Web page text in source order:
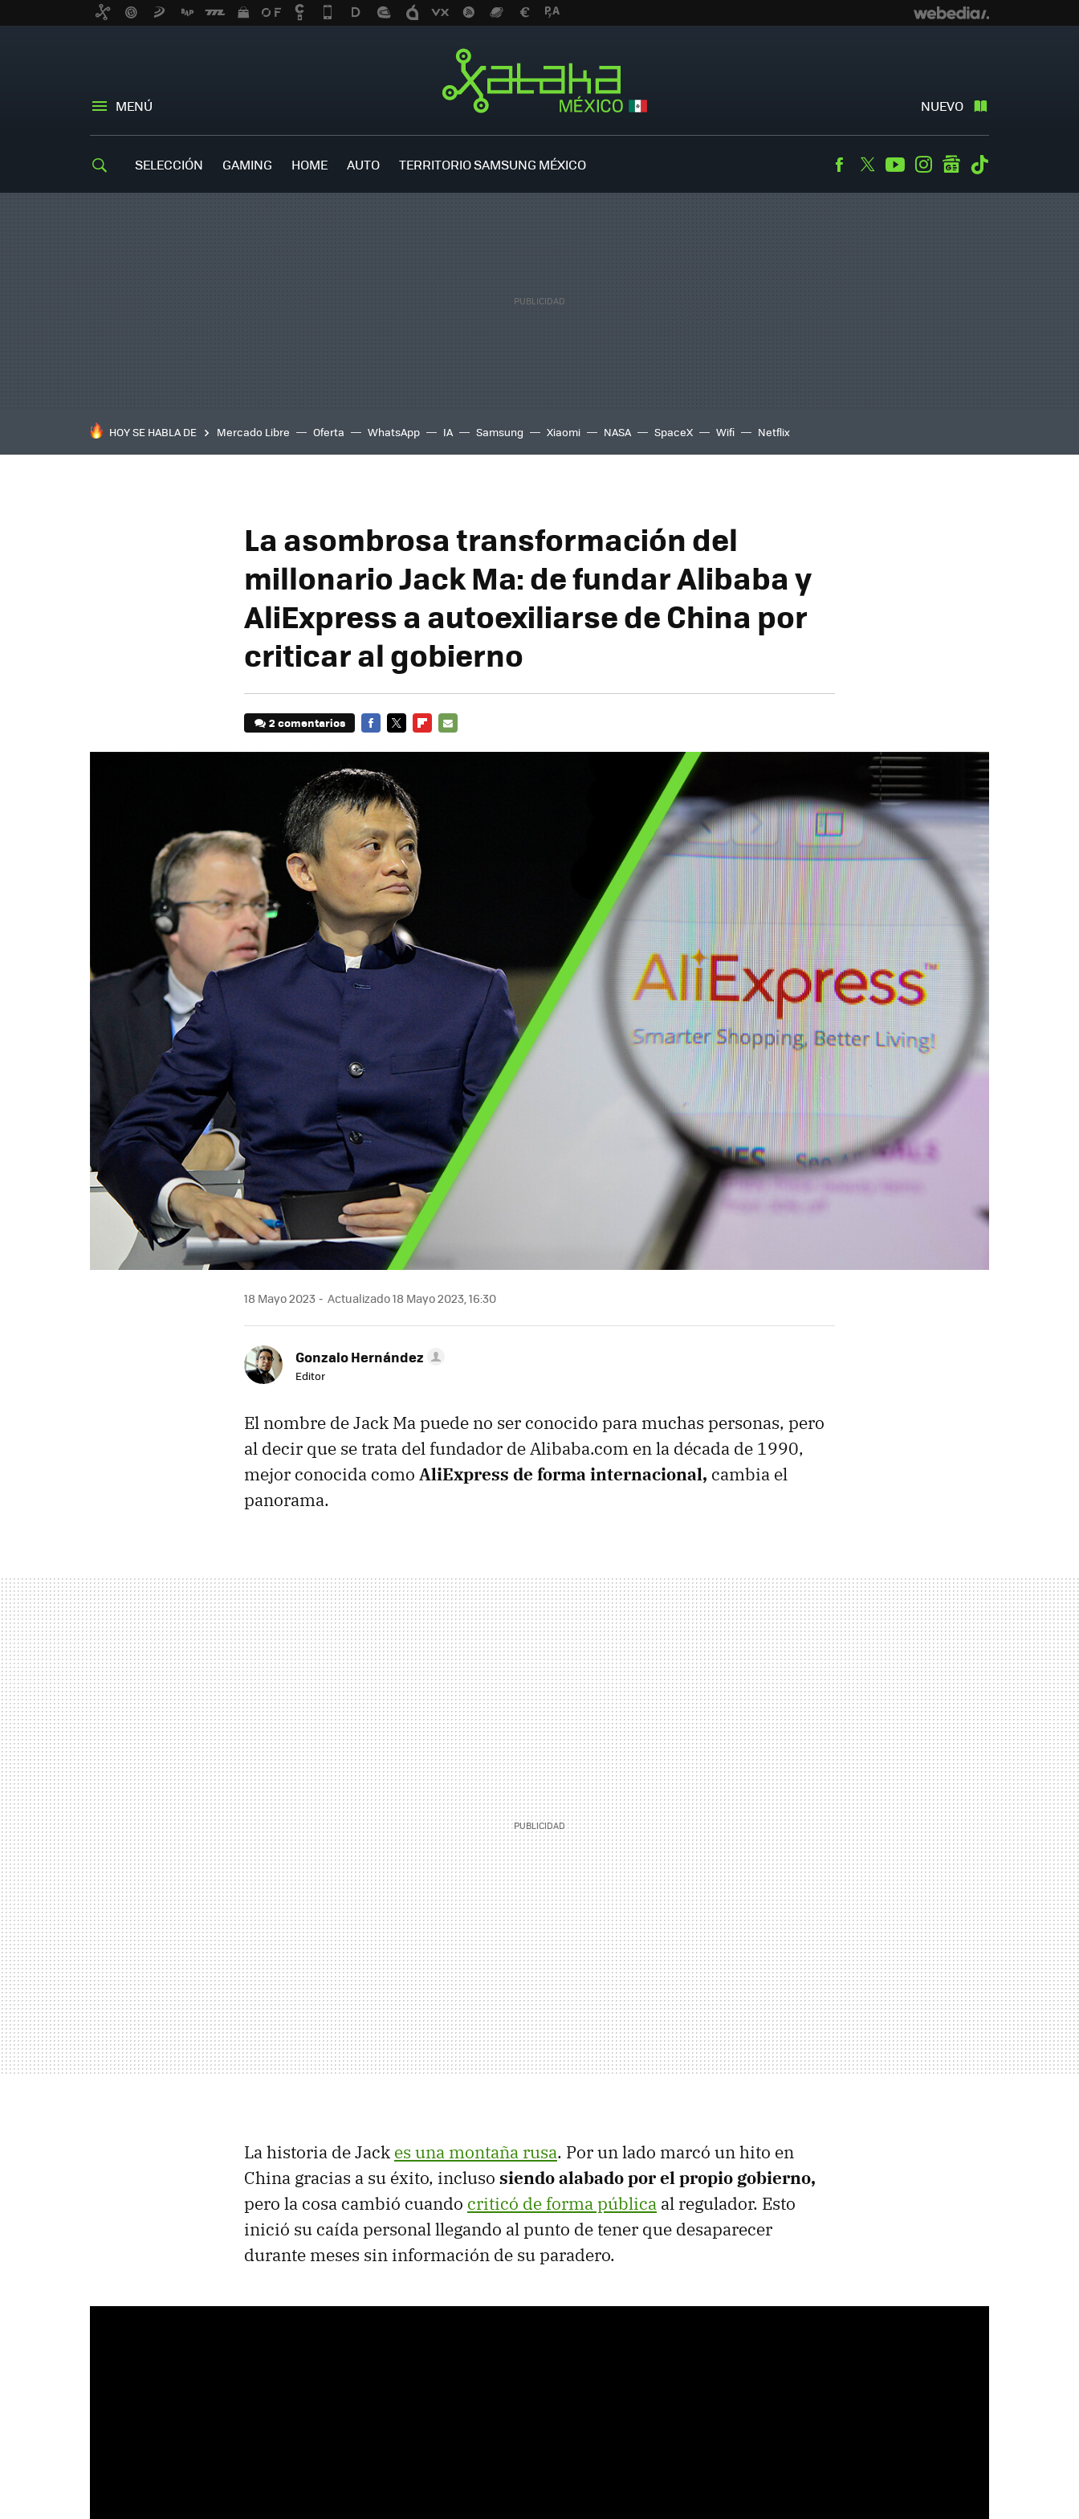
MENÚ NUEVO
SELECCIÓN GAMING HOME AUTO TERRITORIO SAMSUNG MÉXICO Facebook
TwitterYoutubeInstagramgooglenews
HOY SE HABLA DE Mercado Libre Oferta WhatsApp IA Samsung Xiaomi NASA SpaceX Wifi Netflix
La asombrosa transformación del
millonario Jack Ma: de fundar Alibaba y
AliExpress a autoexiliarse de China por
criticar al gobierno
2 comentarios
18 Mayo 2023 Actualizado 18 Mayo 2023, 16:30
Gonzalo Hernández
Editor
El nombre de Jack Ma puede no ser conocido para muchas personas, pero
al decir que se trata del fundador de Alibaba.com en la década de 1990,
mejor conocida como AliExpress de forma internacional, cambia el
panorama.
La historia de Jack es una montaña rusa. Por un lado marcó un hito en
China gracias a su éxito, incluso siendo alabado por el propio gobierno,
pero la cosa cambió cuando criticó de forma pública al regulador. Esto
inició su caída personal llegando al punto de tener que desaparecer
durante meses sin información de su paradero.